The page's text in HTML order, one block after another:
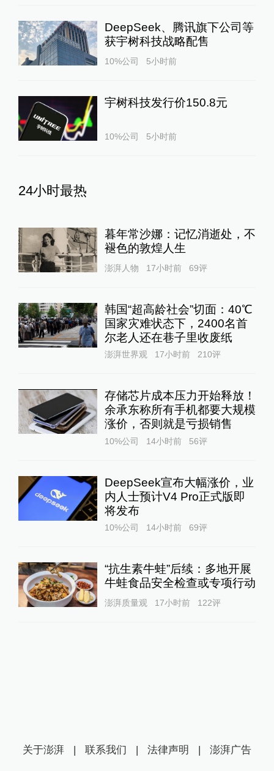
DeepSeek、腾讯旗下公司等
获宇树科技战略配售
10%公司 5小时前
宇树科技发行价150.8元
10%公司 5小时前
24小时最热
暮年常沙娜：记忆消逝处，不
褪色的敦煌人生
澎湃人物 17小时前 69评
韩国“超高龄社会”切面：40℃
国家灾难状态下，2400名首
尔老人还在巷子里收废纸
澎湃世界观 17小时前 210评
存储芯片成本压力开始释放！
余承东称所有手机都要大规模
涨价，否则就是亏损销售
10%公司 14小时前 56评
DeepSeek宣布大幅涨价，业
内人士预计V4 Pro正式版即
将发布
10%公司 14小时前 69评
“抗生素牛蛙”后续：多地开展
牛蛙食品安全检查或专项行动
澎湃质量观 17小时前 122评
关于澎湃 | 联系我们 | 法律声明 | 澎湃广告